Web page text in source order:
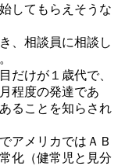
してもらえそうな
、相談員に相談し
だけが１歳代で、
程度の発達であ
ることを知らされ
アメリカではＡＢ
化（健常児と見分